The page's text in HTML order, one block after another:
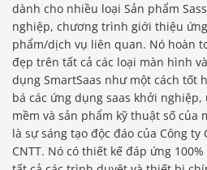
dành cho nhiều loại Sản phẩm
nghiệp, chương trình giới thiệu
phẩm/dịch vụ liên quan. Nó hoàn
đẹp trên tất cả các loại màn hình
dụng SmartSaas như một cách tốt
bá các ứng dụng saas khởi
mềm và sản phẩm kỹ thuật số của
là sự sáng tạo độc đáo của Công ty
CNTT. Nó có thiết kế đáp ứng